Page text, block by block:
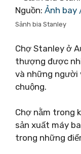
Nguồn: Ảnh bay
Sảnh bia Stanley
Chợ Stanley ở
thượng được
và những người
chuộng.
Chợ nằm trong
sản xuất máy
trong những